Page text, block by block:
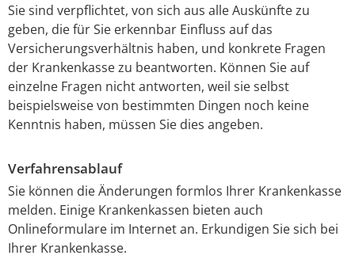
Sie sind verpflichtet, von sich aus alle Auskünfte zu
geben, die für Sie erkennbar Einfluss auf das
Versicherungsverhältnis haben, und konkrete Fragen
der Krankenkasse zu beantworten. Können Sie auf
einzelne Fragen nicht antworten, weil sie selbst
beispielsweise von bestimmten Dingen noch keine
Kenntnis haben, müssen Sie dies angeben.
Verfahrensablauf
Sie können die Änderungen formlos Ihrer Krankenkasse
melden. Einige Krankenkassen bieten auch
Onlineformulare im Internet an. Erkundigen Sie sich bei
Ihrer Krankenkasse.